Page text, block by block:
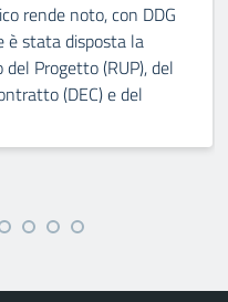
rende noto, con DDG
è stata disposta la
Progetto (RUP), del
(DEC) e del